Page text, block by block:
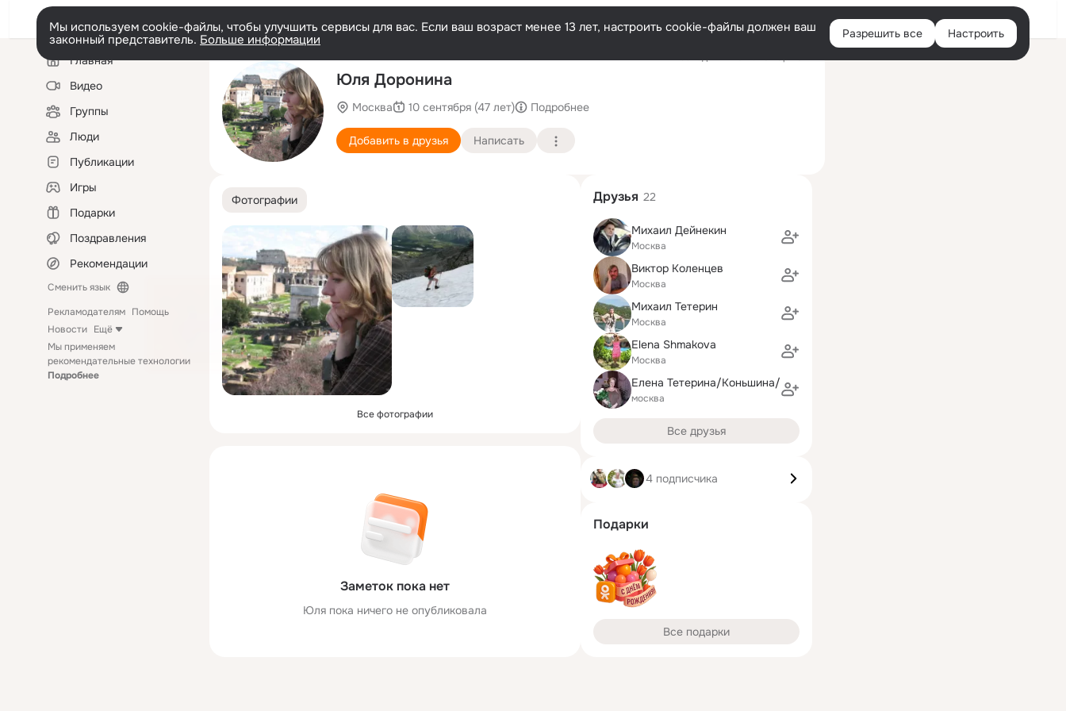
Войти
Мы используем cookie-файлы, чтобы улучшить сервисы для вас. Если ваш возраст менее 13 лет, настроить cookie-файлы должен ваш
законный представитель. Больше информации Разрешить все Настроить
Левая
колонкаГлавная
Видео
Группы
Люди
Публикации
Игры
Подарки
Поздравления
Рекомендации
Сменить язык
Рекламодателям Помощь
Новости Ещё
Мы применяем
рекомендательные технологии
Подробнее
Юля Доронина
Москва 10 сентября (47 лет) Подробнее
Добавить в друзья Написать
Фотографии
Все фотографии
Заметок пока нет
Юля пока ничего не опубликовала
Друзья 22
Михаил Дейнекин
Москва
Виктор Коленцев
Москва
Михаил Тетерин
Москва
Elena Shmakova
Москва
Елена Тетерина/Коньшина/
москва
Все друзья
4 подписчика
Подарки
Все подарки